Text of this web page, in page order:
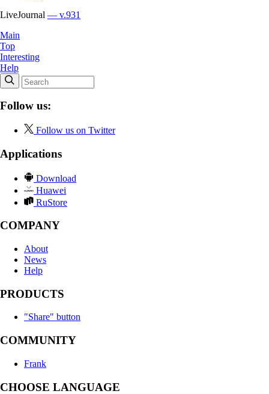
LiveJournal — v.931
Main
Top
Interesting
Help
Follow us:
Follow us on Twitter
Applications
Download
Huawei
RuStore
COMPANY
About
News
Help
PRODUCTS
"Share" button
COMMUNITY
Frank
CHOOSE LANGUAGE